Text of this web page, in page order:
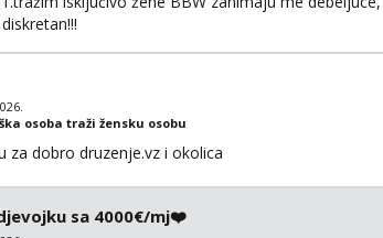
osoba traži žensku osobu
za dobro druzenje.vz i okolica
sa 4000€/mj❤️